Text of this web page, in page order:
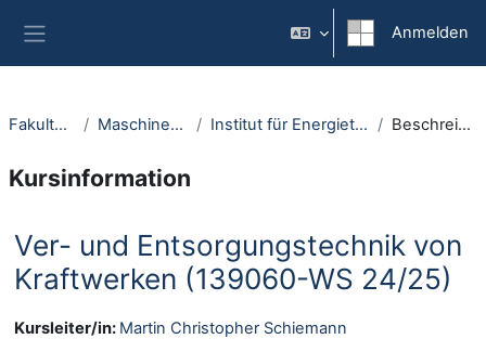
Anmelden
Fakultäten Maschinenbau Institut für Energietechnik Beschreibung
Kursinformation
Ver- und Entsorgungstechnik von
Kraftwerken (139060-WS 24/25)
Kursleiter/in: Martin Christopher Schiemann